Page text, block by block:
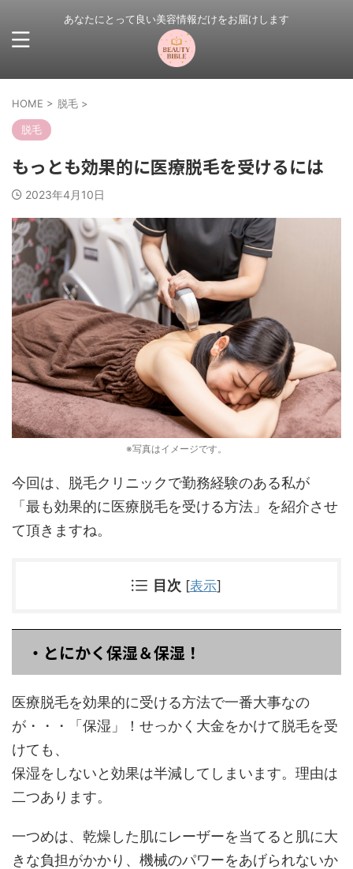
あなたにとって良い美容情報だけをお届けします
HOME > 脱毛 >
脱毛
もっとも効果的に医療脱毛を受けるには
2023年4月10日
※写真はイメージです。
今回は、脱毛クリニックで勤務経験のある私が
「最も効果的に医療脱毛を受ける方法」を紹介させ
て頂きますね。
目次 [表示]
・とにかく保湿＆保湿！
医療脱毛を効果的に受ける方法で一番大事なの
が・・・「保湿」！せっかく大金をかけて脱毛を受
けても、
保湿をしないと効果は半減してしまいます。理由は
二つあります。
一つめは、乾燥した肌にレーザーを当てると肌に大
きな負担がかかり、機械のパワーをあげられないか